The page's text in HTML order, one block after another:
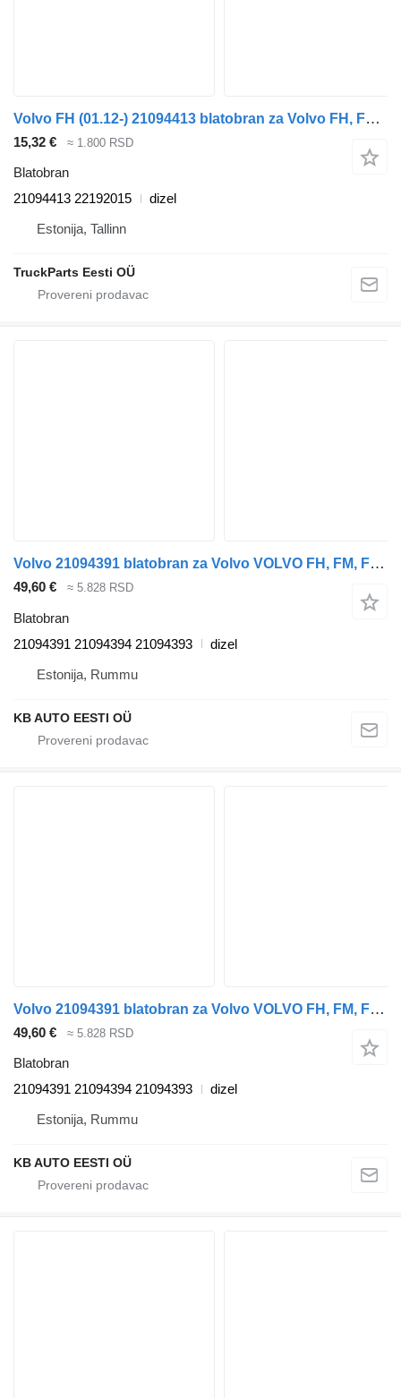
Volvo FH (01.12-) 21094413 blatobran za Volvo FH, FM, FMX-4 series (2013-) tegljača
15,32 € ≈ 1.800 RSD
Blatobran
21094413 22192015
dizel
Estonija, Tallinn
TruckParts Eesti OÜ
Volvo 21094391 blatobran za Volvo VOLVO FH, FM, FMX-4 series (2013-) kamiona
49,60 € ≈ 5.828 RSD
Blatobran
21094391 21094394 21094393
dizel
Estonija, Rummu
KB AUTO EESTI OÜ
Volvo 21094391 blatobran za Volvo VOLVO FH, FM, FMX-4 series (2013-) kamiona
49,60 € ≈ 5.828 RSD
Blatobran
21094391 21094394 21094393
dizel
Estonija, Rummu
KB AUTO EESTI OÜ